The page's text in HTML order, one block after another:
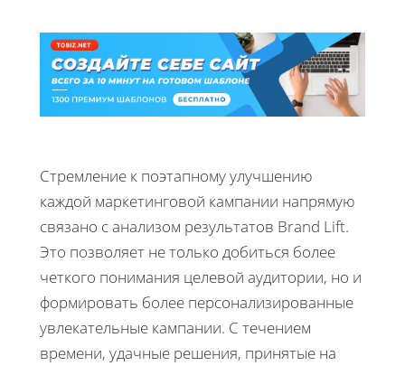
Стремление к поэтапному улучшению
каждой маркетинговой кампании напрямую
связано с анализом результатов Brand Lift.
Это позволяет не только добиться более
четкого понимания целевой аудитории, но и
формировать более персонализированные
увлекательные кампании. С течением
времени, удачные решения, принятые на